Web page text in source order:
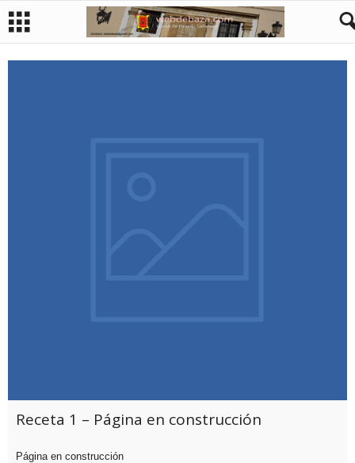
Receta 1 – Página en construcción
Página en construcción